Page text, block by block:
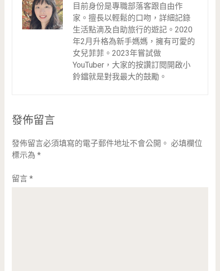
目前身份是專職部落客跟自由作
家。擅長以輕鬆的口吻，詳細記錄
生活點滴及自助旅行的遊記。2020
年2月升格為新手媽媽，擁有可愛的
女兒菲菲。2023年嘗試做
YouTuber，大家的按讚訂閱開啟小
鈴鐺就是對我最大的鼓勵。
發佈留言
發佈留言必須填寫的電子郵件地址不會公開。 必填欄位
標示為 *
留言 *